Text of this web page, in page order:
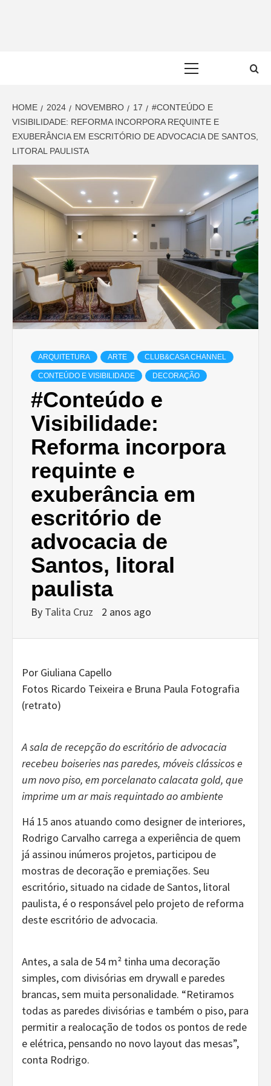
HOME 2024 NOVEMBRO 17
#CONTEÚDO E
VISIBILIDADE: REFORMA INCORPORA REQUINTE E
EXUBERÂNCIA EM ESCRITÓRIO DE ADVOCACIA DE SANTOS,
LITORAL PAULISTA
ARQUITETURA ARTE CLUB&CASA CHANNEL
CONTEÚDO E VISIBILIDADE DECORAÇÃO
#Conteúdo e
Visibilidade:
Reforma incorpora
requinte e
exuberância em
escritório de
advocacia de
Santos, litoral
paulista
By Talita Cruz 2 anos ago
Por Giuliana Capello
Fotos Ricardo Teixeira e Bruna Paula Fotografia
(retrato)
A sala de recepção do escritório de advocacia
recebeu boiseries nas paredes, móveis clássicos e
um novo piso, em porcelanato calacata gold, que
imprime um ar mais requintado ao ambiente
Há 15 anos atuando como designer de interiores,
Rodrigo Carvalho carrega a experiência de quem
já assinou inúmeros projetos, participou de
mostras de decoração e premiações. Seu
escritório, situado na cidade de Santos, litoral
paulista, é o responsável pelo projeto de reforma
deste escritório de advocacia.
Antes, a sala de 54 m² tinha uma decoração
simples, com divisórias em drywall e paredes
brancas, sem muita personalidade. “Retiramos
todas as paredes divisórias e também o piso, para
permitir a realocação de todos os pontos de rede
e elétrica, pensando no novo layout das mesas”,
conta Rodrigo.